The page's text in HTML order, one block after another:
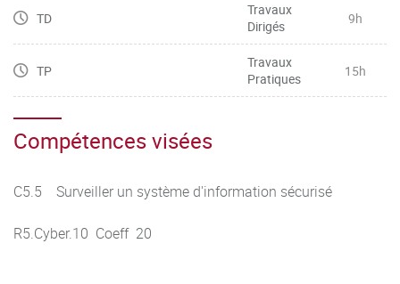
TD
Travaux
Dirigés
9h
TP
Travaux
Pratiques
15h
Compétences visées
C5.5 Surveiller un système d'information sécurisé
R5.Cyber.10 Coeff 20